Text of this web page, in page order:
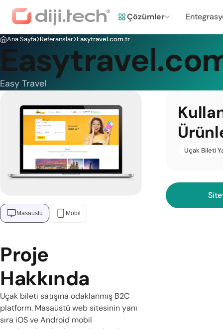
Çözümler
Ana Sayfa Referanslar Easytravel.com.tr
Easy Travel
Masaüstü Mobil
Proje
Hakkında
Uçak bileti satışına odaklanmış B2C
platform. Masaüstü web sitesinin yanı
sıra iOS ve Android mobil
Uçak Bileti